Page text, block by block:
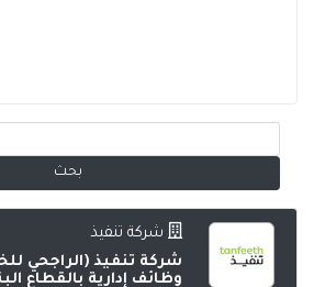
شركة تنفيذ
شركة تنفيذ (الراجحي
وظائف إدارية بالقطاع